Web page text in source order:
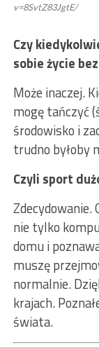
v=8SvtZ83JgtE/
Czy
sobie życie
Może inaczej.
mogę tańczyć
środowisko i
trudno byłoby
Czyli sport
Zdecydowanie.
nie tylko
domu i
muszę
normalnie.
krajach.
świata.